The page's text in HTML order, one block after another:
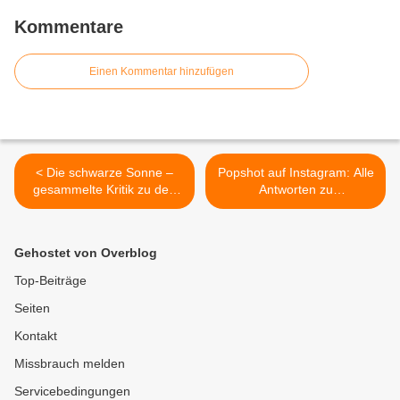
Kommentare
Einen Kommentar hinzufügen
< Die schwarze Sonne –
gesammelte Kritik zu den
Folgen 4 bis 6 (Box II)
Popshot auf Instagram: Alle
Antworten zu
#MeetTheBloggerDE >
Gehostet von Overblog
Top-Beiträge
Seiten
Kontakt
Missbrauch melden
Servicebedingungen